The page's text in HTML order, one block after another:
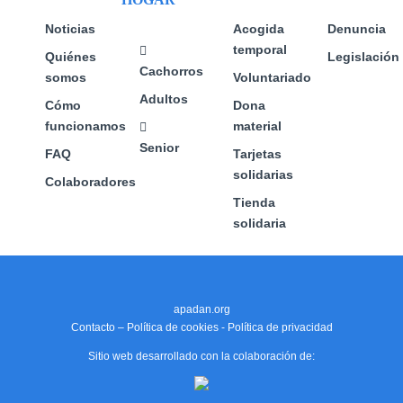
página
producto
Noticias
Quiénes
somos
Cómo
funcionamos
FAQ
Colaboradores
Cachorros
Adultos
Senior
Acogida
temporal
Voluntariado
Dona
material
Tarjetas
solidarias
Tienda
solidaria
Denuncia
Legislación
apadan.org
Contacto– Política de cookies- Política de privacidad
Sitio web desarrollado con la colaboración de: